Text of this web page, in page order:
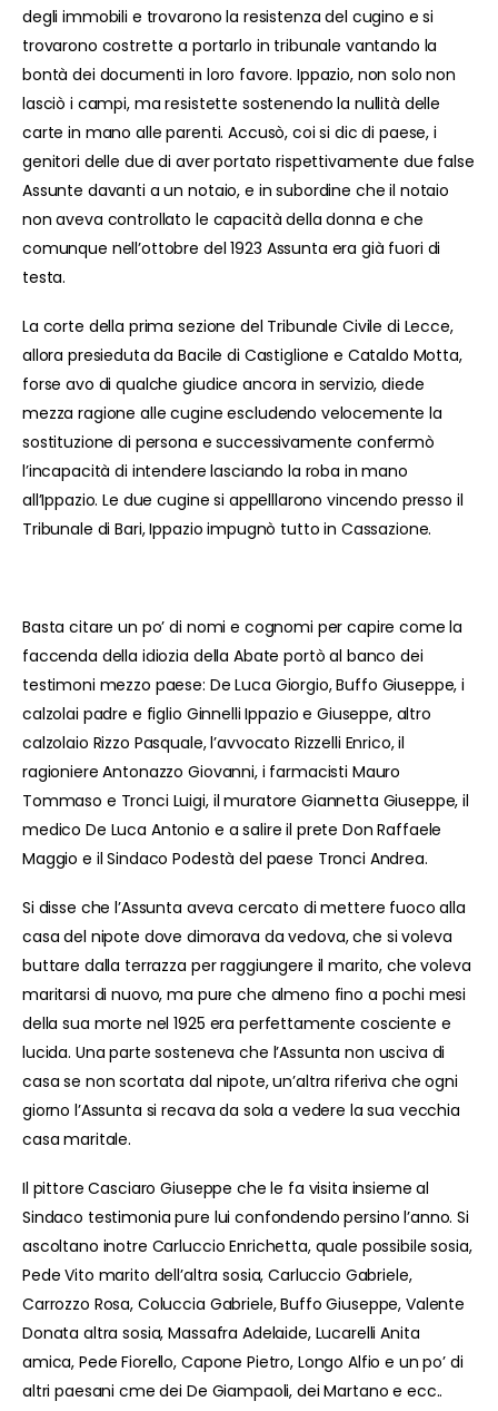
degli immobili e trovarono la resistenza del cugino e si
trovarono costrette a portarlo in tribunale vantando la
bontà dei documenti in loro favore. Ippazio, non solo non
lasciò i campi, ma resistette sostenendo la nullità delle
carte in mano alle parenti. Accusò, coi si dic di paese, i
genitori delle due di aver portato rispettivamente due false
Assunte davanti a un notaio, e in subordine che il notaio
non aveva controllato le capacità della donna e che
comunque nell’ottobre del 1923 Assunta era già fuori di
testa.
La corte della prima sezione del Tribunale Civile di Lecce,
allora presieduta da Bacile di Castiglione e Cataldo Motta,
forse avo di qualche giudice ancora in servizio, diede
mezza ragione alle cugine escludendo velocemente la
sostituzione di persona e successivamente confermò
l’incapacità di intendere lasciando la roba in mano
all’Ippazio. Le due cugine si appelllarono vincendo presso il
Tribunale di Bari, Ippazio impugnò tutto in Cassazione.
Basta citare un po’ di nomi e cognomi per capire come la
faccenda della idiozia della Abate portò al banco dei
testimoni mezzo paese: De Luca Giorgio, Buffo Giuseppe, i
calzolai padre e figlio Ginnelli Ippazio e Giuseppe, altro
calzolaio Rizzo Pasquale, l’avvocato Rizzelli Enrico, il
ragioniere Antonazzo Giovanni, i farmacisti Mauro
Tommaso e Tronci Luigi, il muratore Giannetta Giuseppe, il
medico De Luca Antonio e a salire il prete Don Raffaele
Maggio e il Sindaco Podestà del paese Tronci Andrea.
Si disse che l’Assunta aveva cercato di mettere fuoco alla
casa del nipote dove dimorava da vedova, che si voleva
buttare dalla terrazza per raggiungere il marito, che voleva
maritarsi di nuovo, ma pure che almeno fino a pochi mesi
della sua morte nel 1925 era perfettamente cosciente e
lucida. Una parte sosteneva che l’Assunta non usciva di
casa se non scortata dal nipote, un’altra riferiva che ogni
giorno l’Assunta si recava da sola a vedere la sua vecchia
casa maritale.
Il pittore Casciaro Giuseppe che le fa visita insieme al
Sindaco testimonia pure lui confondendo persino l’anno. Si
ascoltano inotre Carluccio Enrichetta, quale possibile sosia,
Pede Vito marito dell’altra sosia, Carluccio Gabriele,
Carrozzo Rosa, Coluccia Gabriele, Buffo Giuseppe, Valente
Donata altra sosia, Massafra Adelaide, Lucarelli Anita
amica, Pede Fiorello, Capone Pietro, Longo Alfio e un po’ di
altri paesani cme dei De Giampaoli, dei Martano e ecc..